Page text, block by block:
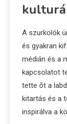
A szurkolók
és gyakran
médián és a
kapcsolatot
tette őt a
kitartás és a
inspirálva a